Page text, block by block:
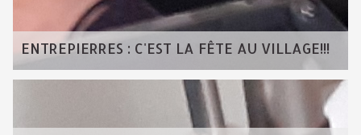
ENTREPIERRES : C'EST LA FÊTE AU VILLAGE!!!